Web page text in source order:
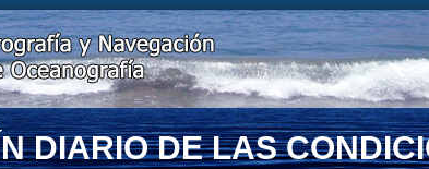
DIARIO DE LAS